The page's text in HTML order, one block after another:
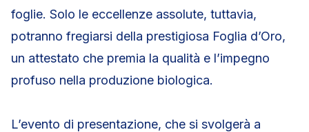
foglie. Solo le eccellenze assolute, tuttavia,
potranno fregiarsi della prestigiosa Foglia d’Oro,
un attestato che premia la qualità e l’impegno
profuso nella produzione biologica.
L’evento di presentazione, che si svolgerà a